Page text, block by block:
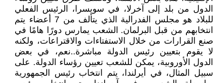
الدول من بلد إلى آخرلا، في سويسرا، الرئيس الفعلي
للبلاد هو مجلس الفدرالية الذي يتألف من 7 أعضاء يتم
انتخابهم من قبل البرلمان. الشعب يمارس دورًا هامًا في
صنع القرارات من خلال الاستفتاءات والاقتراعات، ولكنه
لا يقوم بتعيين رئيس الدولة مباشرة..نعم، في بعض
الدول الأوروبية، يمكن للشعب تعيين رؤساء الدولة. على
سبيل المثال، في أيرلندا، يتم انتخاب رئيس الجمهورية